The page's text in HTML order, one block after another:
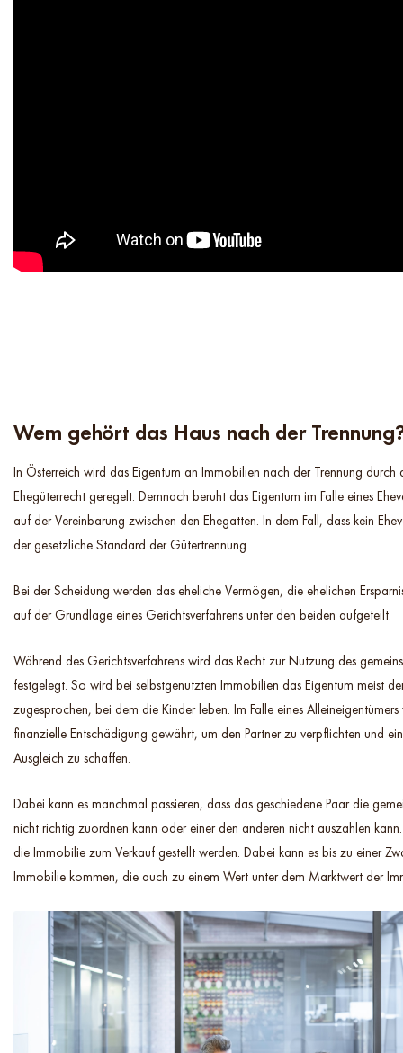
Wem gehört das Haus nach der
In Österreich wird das Eigentum an Immobilien nach der Trennung durch
Ehegüterrecht geregelt. Demnach beruht das Eigentum im Falle eines
auf der Vereinbarung zwischen den Ehegatten. In dem Fall, dass kein
der gesetzliche Standard der Gütertrennung.
Bei der Scheidung werden das eheliche Vermögen, die ehelichen
auf der Grundlage eines Gerichtsverfahrens unter den beiden aufgeteilt.
Während des Gerichtsverfahrens wird das Recht zur Nutzung des
festgelegt. So wird bei selbstgenutzten Immobilien das Eigentum meist
zugesprochen, bei dem die Kinder leben. Im Falle eines
finanzielle Entschädigung gewährt, um den Partner zu verpflichten und
Ausgleich zu schaffen.
Dabei kann es manchmal passieren, dass das geschiedene Paar die
nicht richtig zuordnen kann oder einer den anderen nicht auszahlen
die Immobilie zum Verkauf gestellt werden. Dabei kann es bis zu einer
Immobilie kommen, die auch zu einem Wert unter dem Marktwert der